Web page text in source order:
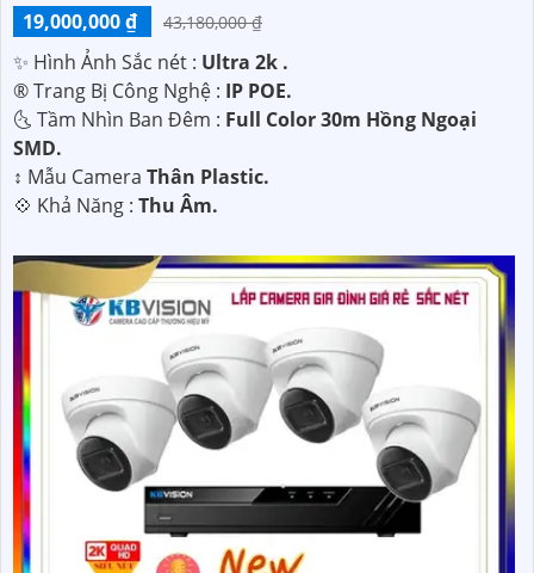
19,000,000 ₫ 43,180,000 ₫
✨ Hình Ảnh Sắc nét : Ultra 2k .
®️ Trang Bị Công Nghệ : IP POE.
🌜 Tầm Nhìn Ban Đêm : Full Color 30m Hồng Ngoại
SMD.
↕️ Mẫu Camera Thân Plastic.
️💠 Khả Năng : Thu Âm.